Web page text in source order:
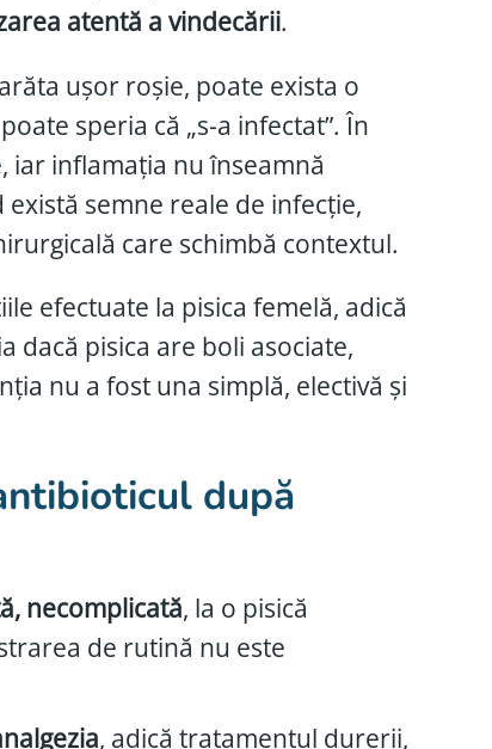
atentă a vindecării.
ușor roșie, poate exista o
speria că „s-a infectat”. În
iar inflamația nu înseamnă
semne reale de infecție,
care schimbă contextul.
efectuate la pisica femelă, adică
dacă pisica are boli asociate,
nu a fost una simplă, electivă și
după
necomplicată, la o pisică
de rutină nu este
, adică tratamentul durerii,